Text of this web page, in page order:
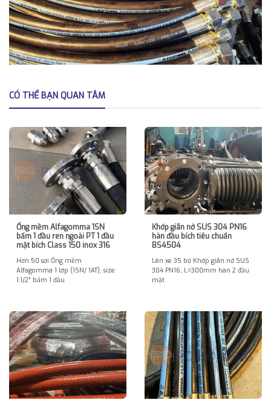
CÓ THỂ BẠN QUAN TÂM
Ống mềm Alfagomma 1SN
bấm 1 đầu ren ngoài PT 1 đầu
mặt bích Class 150 inox 316
Hơn 50 sợi Ống mềm
Alfagomma 1 lớp (1SN/ 1AT), size
1.1/2″ bấm 1 đầu
Khớp giãn nở SUS 304 PN16
hàn đầu bích tiêu chuẩn
BS4504
Lên xe 35 bộ Khớp giãn nở SUS
304 PN16, L=300mm hàn 2 đầu
mặt